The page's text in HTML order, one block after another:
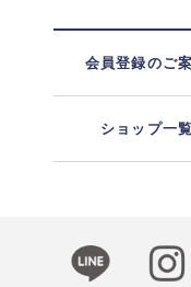
会員登録のご
ショップ一覧